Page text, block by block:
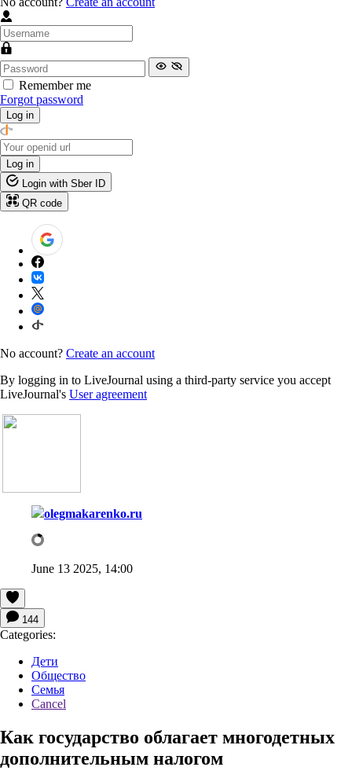
Remember me
Forgot password
Log in
Log in
Login with Sber ID
QR code
No account? Create an account
By logging in to LiveJournal using a third-party service you accept
LiveJournal's User agreement
olegmakarenko.ru
June 13 2025, 14:00
144
Categories:
Дети
Общество
Семья
Cancel
Как государство облагает многодетных
дополнительным налогом